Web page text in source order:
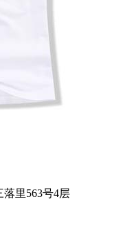
里563号4层